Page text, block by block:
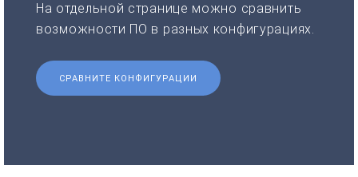
На отдельной странице можно сравнить
возможности ПО в разных конфигурациях.
СРАВНИТЕ КОНФИГУРАЦИИ